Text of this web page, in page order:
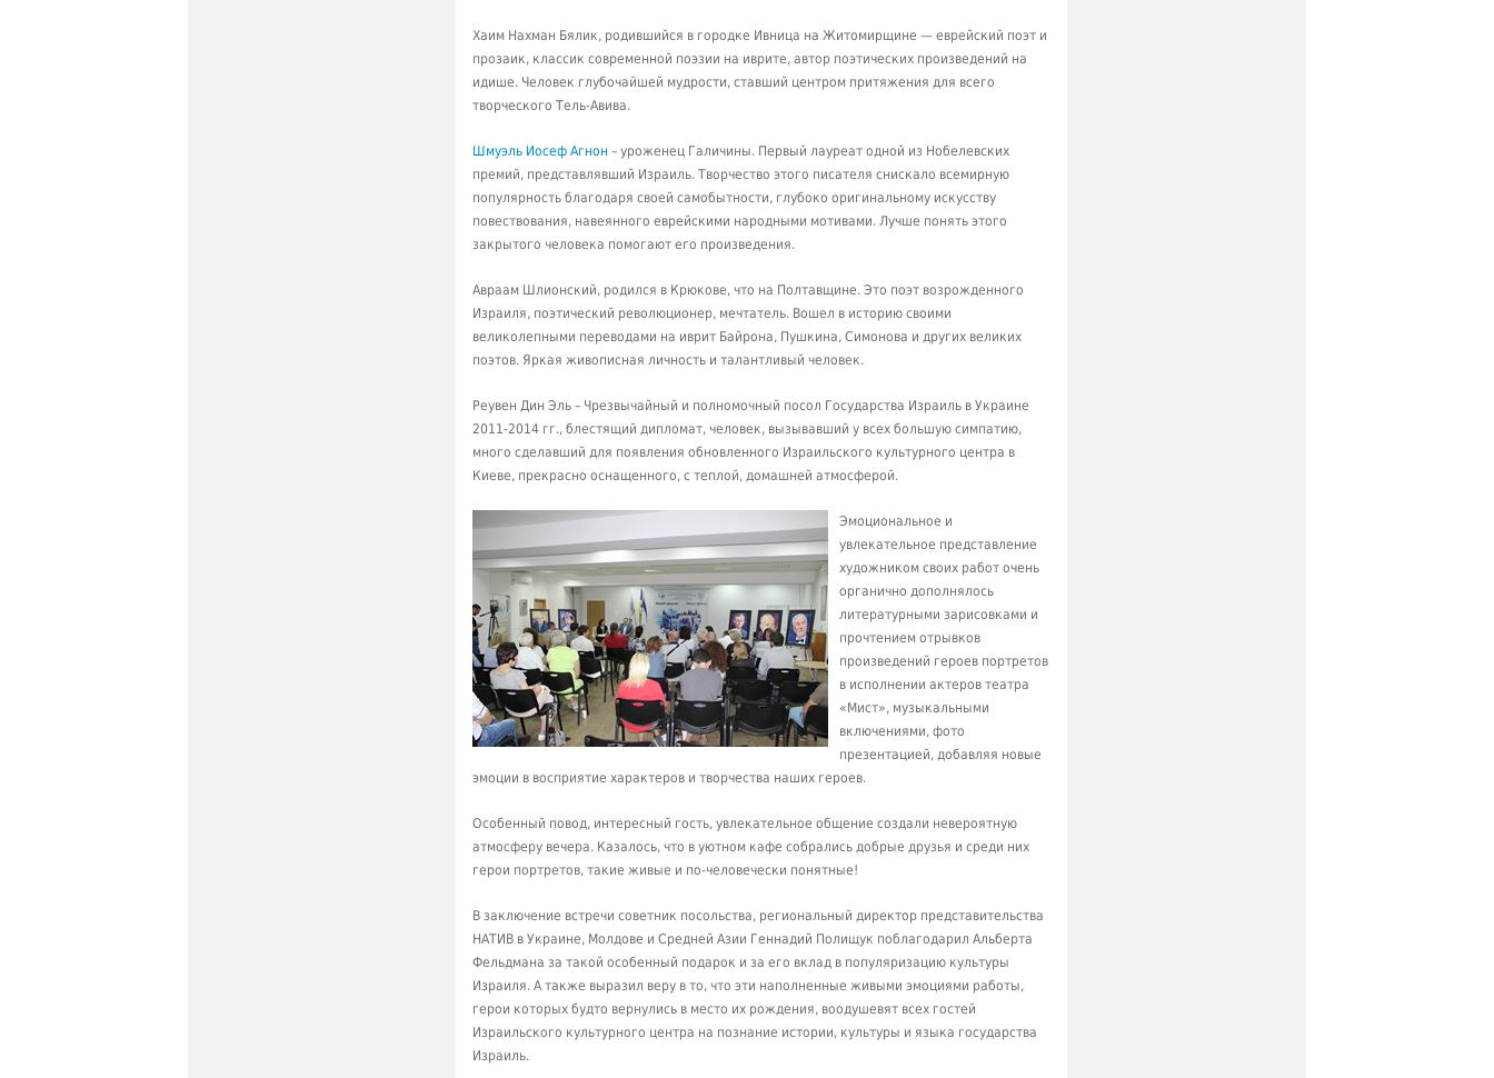
Хаим Нахман Бялик, родившийся в городке Ивница на Житомирщине — еврейский поэт и
прозаик, классик современной поэзии на иврите, автор поэтических произведений на
идише. Человек глубочайшей мудрости, ставший центром притяжения для всего
творческого Тель-Авива.
Шмуэль Иосеф Агнон – уроженец Галичины. Первый лауреат одной из Нобелевских
премий, представлявший Израиль. Творчество этого писателя снискало всемирную
популярность благодаря своей самобытности, глубоко оригинальному искусству
повествования, навеянного еврейскими народными мотивами. Лучше понять этого
закрытого человека помогают его произведения.
Авраам Шлионский, родился в Крюкове, что на Полтавщине. Это поэт возрожденного
Израиля, поэтический революционер, мечтатель. Вошел в историю своими
великолепными переводами на иврит Байрона, Пушкина, Симонова и других великих
поэтов. Яркая живописная личность и талантливый человек.
Реувен Дин Эль – Чрезвычайный и полномочный посол Государства Израиль в Украине
2011-2014 гг., блестящий дипломат, человек, вызывавший у всех большую симпатию,
много сделавший для появления обновленного Израильского культурного центра в
Киеве, прекрасно оснащенного, с теплой, домашней атмосферой.
Эмоциональное и
увлекательное представление
художником своих работ очень
органично дополнялось
литературными зарисовками и
прочтением отрывков
произведений героев портретов
в исполнении актеров театра
«Мист», музыкальными
включениями, фото
презентацией, добавляя новые
эмоции в восприятие характеров и творчества наших героев.
Особенный повод, интересный гость, увлекательное общение создали невероятную
атмосферу вечера. Казалось, что в уютном кафе собрались добрые друзья и среди них
герои портретов, такие живые и по-человечески понятные!
В заключение встречи советник посольства, региональный директор представительства
НАТИВ в Украине, Молдове и Средней Азии Геннадий Полищук поблагодарил Альберта
Фельдмана за такой особенный подарок и за его вклад в популяризацию культуры
Израиля. А также выразил веру в то, что эти наполненные живыми эмоциями работы,
герои которых будто вернулись в место их рождения, воодушевят всех гостей
Израильского культурного центра на познание истории, культуры и языка государства
Израиль.